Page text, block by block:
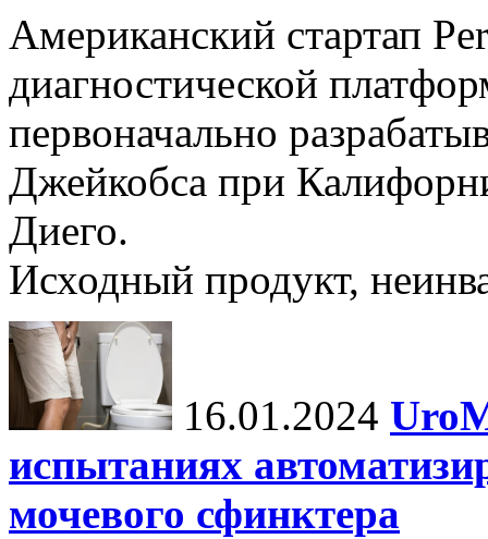
Американский стартап
диагностической
первоначально
Джейкобса при
Диего.
Исходный продукт,
16.01.2024
испытаниях
мочевого сфинктера